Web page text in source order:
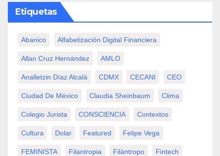
Etiquetas
Abanico Alfabetización Digital Financiera
Allan Cruz Hernández AMLO
Analletzin Díaz Alcalá CDMX CECANI CEO
Ciudad De México Claudia Sheinbaum Clima
Colegio Jurista CONSCIENCIA Contextos
Cultura Dolar Featured Felipe Vega
FEMINISTA Filantropia Filántropo Fintech